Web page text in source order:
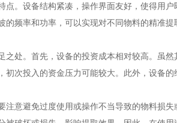
。设备结构紧凑，操作界面友好，使得用户
频率和功率，可以实现对不同物料的精准提
处。首先，设备的投资成本相对较高。虽然
次投入的资金压力可能较大。此外，设备的
意避免过度使用或操作不当导致的物料损失